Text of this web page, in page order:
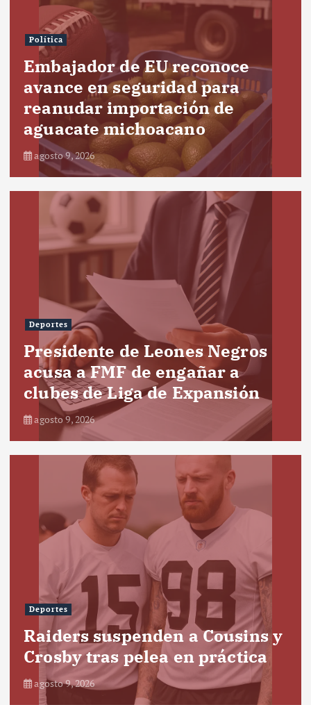
Política
Embajador de EU reconoce
avance en seguridad para
reanudar importación de
aguacate michoacano
agosto 9, 2026
Deportes
Presidente de Leones Negros
acusa a FMF de engañar a
clubes de Liga de Expansión
agosto 9, 2026
Deportes
Raiders suspenden a Cousins y
Crosby tras pelea en práctica
agosto 9, 2026